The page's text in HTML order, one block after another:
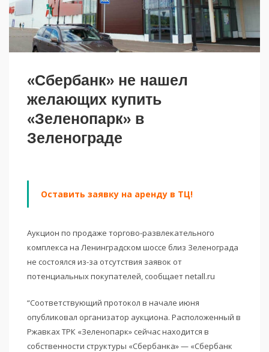
«Сбербанк» не нашел
желающих купить
«Зеленопарк» в
Зеленограде
Оставить заявку на аренду в ТЦ!
Аукцион по продаже торгово-развлекательного
комплекса на Ленинградском шоссе близ Зеленограда
не состоялся из-за отсутствия заявок от
потенциальных покупателей, сообщает netall.ru
“Соответствующий протокол в начале июня
опубликовал организатор аукциона. Расположенный в
Ржавках ТРК «Зеленопарк» сейчас находится в
собственности структуры «Сбербанка» — «Сбербанк